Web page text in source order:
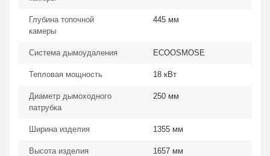
Глубина топочной
камеры
445 мм
Система дымоудаления ECOOSMOSE
Тепловая мощность 18 кВт
Диаметр дымоходного
патрубка
250 мм
Ширина изделия 1355 мм
Высота изделия 1657 мм